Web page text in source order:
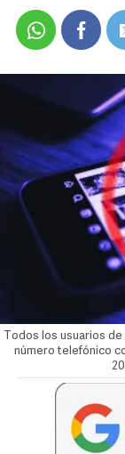
Todos los usuarios
número telefónico